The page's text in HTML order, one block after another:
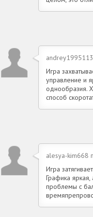
Игра
управление и
однообразия.
способ
alesya-kim668
Игра
Графика
проблемы с